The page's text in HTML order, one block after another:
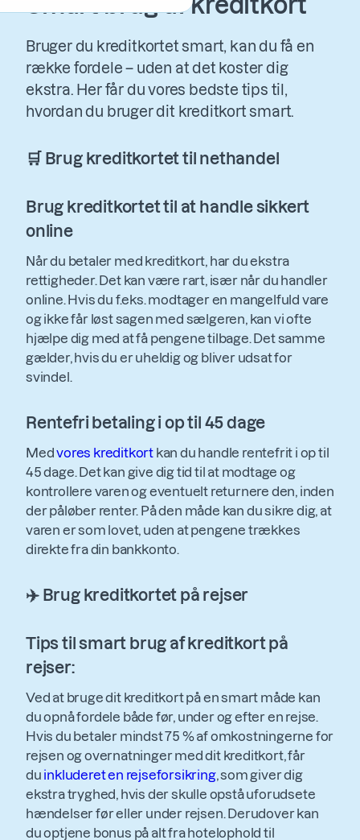
Bruger du kreditkortet smart, kan du få en
række fordele – uden at det koster dig
ekstra. Her får du vores bedste tips til,
hvordan du bruger dit kreditkort smart.
🛒 Brug kreditkortet til nethandel
Brug kreditkortet til at handle sikkert
online
Når du betaler med kreditkort, har du ekstra
rettigheder. Det kan være rart, især når du handler
online. Hvis du f.eks. modtager en mangelfuld vare
og ikke får løst sagen med sælgeren, kan vi ofte
hjælpe dig med at få pengene tilbage. Det samme
gælder, hvis du er uheldig og bliver udsat for
svindel.
Rentefri betaling i op til 45 dage
Medvores kreditkort kan du handle rentefrit i op til
45 dage. Det kan give dig tid til at modtage og
kontrollere varen og eventuelt returnere den, inden
der påløber renter. På den måde kan du sikre dig, at
varen er som lovet, uden at pengene trækkes
direkte fra din bankkonto.
✈️ Brug kreditkortet på rejser
Tips til smart brug af kreditkort på
rejser:
Ved at bruge dit kreditkort på en smart måde kan
du opnå fordele både før, under og efter en rejse.
Hvis du betaler mindst 75 % af omkostningerne for
rejsen og overnatninger med dit kreditkort, får
du inkluderet en rejseforsikring, som giver dig
ekstra tryghed, hvis der skulle opstå uforudsete
hændelser før eller under rejsen. Derudover kan
du optjene bonus på alt fra hotelophold til